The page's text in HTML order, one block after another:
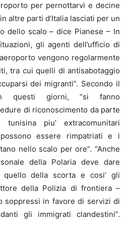
per pernottarvi e decine
altre parti d’Italia lasciati per un
dello scalo – dice Pianese – In
gli agenti dell’ufficio di
vengono regolarmente
tra cui quelli di antisabotaggio
dei migranti”. Secondo il
questi giorni, “si fanno
di riconoscimento da parte
tunisina piu’ extracomunitari
essere rimpatriati e i
nello scalo per ore”. “Anche
della Polaria deve dare
della scorta e cosi’ gli
della Polizia di frontiera –
soppressi in favore di servizi di
gli immigrati clandestini”.